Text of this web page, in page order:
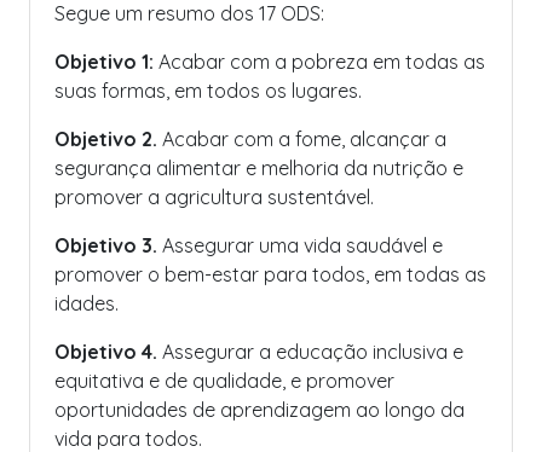
Segue um resumo dos 17 ODS:
Objetivo 1: Acabar com a pobreza em todas as
suas formas, em todos os lugares.
Objetivo 2. Acabar com a fome, alcançar a
segurança alimentar e melhoria da nutrição e
promover a agricultura sustentável.
Objetivo 3. Assegurar uma vida saudável e
promover o bem-estar para todos, em todas as
idades.
Objetivo 4. Assegurar a educação inclusiva e
equitativa e de qualidade, e promover
oportunidades de aprendizagem ao longo da
vida para todos.